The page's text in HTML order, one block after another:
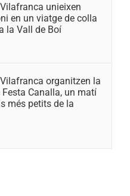
unieixen
en un viatge de colla
la Vall de Boí
organitzen la
Canalla, un matí
més petits de la